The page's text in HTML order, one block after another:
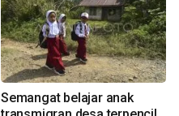
Semangat belajar anak